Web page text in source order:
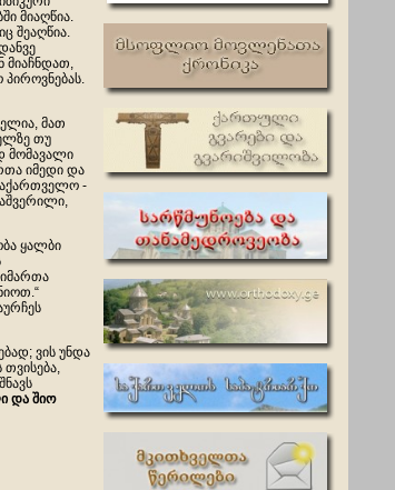
მიაღწია.
შეაღწია.
მიაჩნდათ,
მათ
თუ
მომავალი
იმედი და
-
ყალბი
ვის უნდა
და შიო